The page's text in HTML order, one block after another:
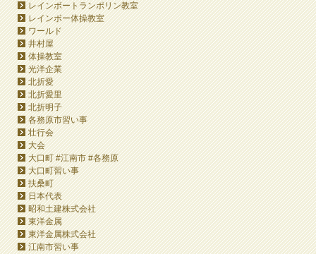
レインボートランポリン教室
レインボー体操教室
ワールド
井村屋
体操教室
光洋企業
北折愛
北折愛里
北折明子
各務原市習い事
壮行会
大会
大口町 #江南市 #各務原
大口町習い事
扶桑町
日本代表
昭和土建株式会社
東洋金属
東洋金属株式会社
江南市習い事